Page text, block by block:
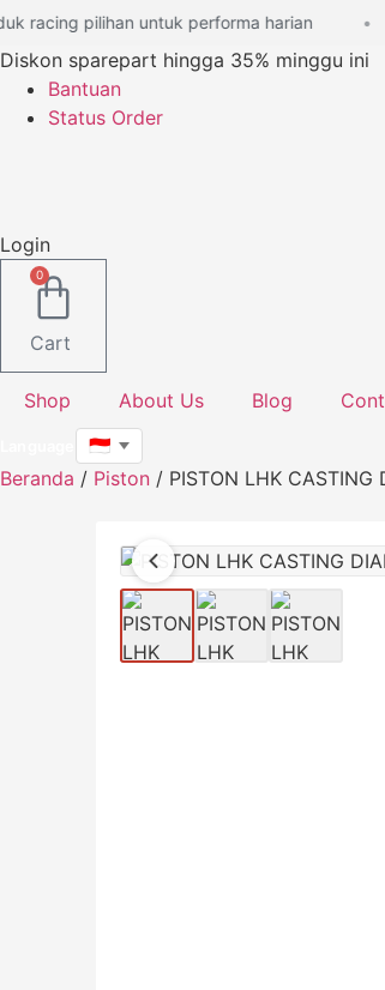
Lewati
konten
pilihan untuk performa harian
Diskon sparepart hingga 35% minggu ini
Bantuan
Status Order
Login
0
Cart
Shop About Us Blog
Beranda / Piston / PISTON LHK CASTING